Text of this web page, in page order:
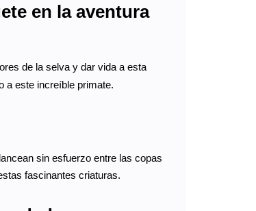
en la aventura
de la selva y dar vida a esta
a este increíble primate.
sin esfuerzo entre las copas
fascinantes criaturas.